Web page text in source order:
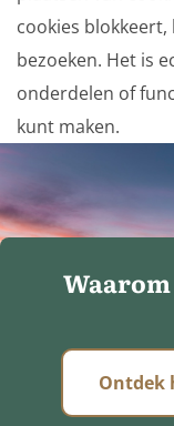
cookies
bezoeken. Het is
onderdelen of
kunt maken.
Ontdek